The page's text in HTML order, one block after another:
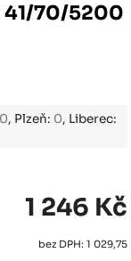
41/70/5200
0, Plzeň: 0, Liberec:
1 246 Kč
bez DPH: 1 029,75